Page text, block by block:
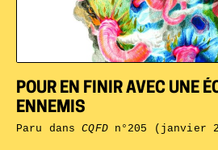
POUR EN FINIR AVEC UNE
ENNEMIS
Paru dansCQFDn°205 (janvier